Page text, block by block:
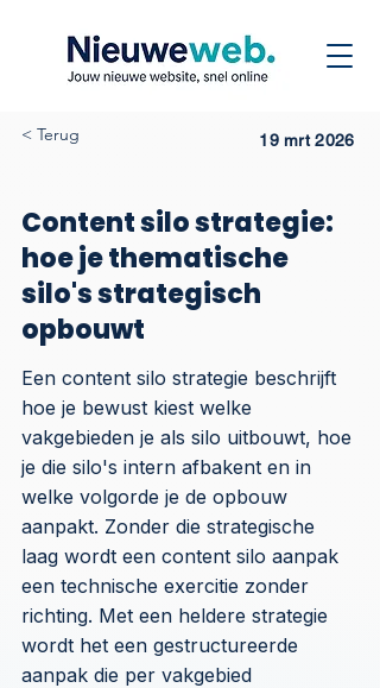
< Terug 19 mrt 2026
Content silo strategie:
hoe je thematische
silo's strategisch
opbouwt
Een content silo strategie beschrijft
hoe je bewust kiest welke
vakgebieden je als silo uitbouwt, hoe
je die silo's intern afbakent en in
welke volgorde je de opbouw
aanpakt. Zonder die strategische
laag wordt een content silo aanpak
een technische exercitie zonder
richting. Met een heldere strategie
wordt het een gestructureerde
aanpak die per vakgebied